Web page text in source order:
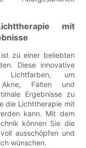
mit
zu einer beliebten
Diese innovative
Lichtfarben, um
Akne, Falten und
Ergebnisse zu
die Lichttherapie mit
kann. Mit dem
können Sie die
ausschöpfen und
wünschen.